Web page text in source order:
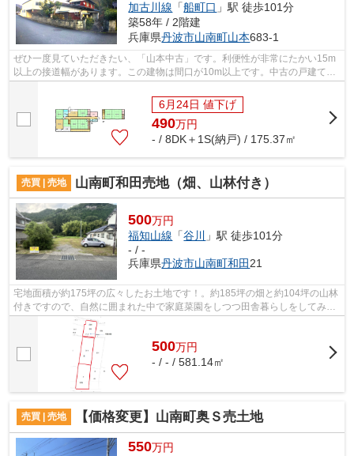
加古川線 「船町口 」駅 徒歩101分
築58年 / 2階建
兵庫県丹波市山南町山本683-1
ぜひ一度見ていただきたい、「山本中古」です。利便性が非常にたかい15m
以上の接道幅があります。この建物は間口が10m以上です。中古の戸建て物
件のご紹介です。移動時間の短縮をお考...
6月24日 値下げ
490万円
- / 8DK＋1S(納戸) / 175.37㎡
売買 | 売地 山南町和田売地（畑、山林付き）
500万円
福知山線 「谷川
」駅 徒歩101分
- / -
兵庫県丹波市山南町和田 21
宅地面積が約175坪の広々したお土地です！。約185坪の畑と約104坪の山林
付きですので、自然に囲まれた中で家庭菜園をしつつ田舎暮らしをしてみた
い方におすすめです。
500万円
- / - / 581.14㎡
売買 | 売地 【価格変更】山南町奥Ｓ売土地
550万円